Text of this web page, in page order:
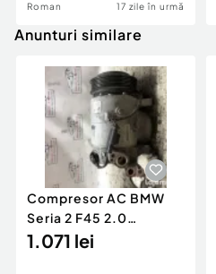
Roman 17 zile în urmă
Anunturi similare
Compresor AC BMW
Seria 2 F45 2.0
Motorina 2016
1.071 lei